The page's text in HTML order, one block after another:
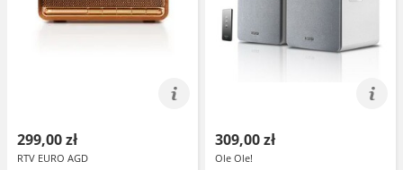
299,00 zł
RTV EURO AGD
309,00 zł
Ole Ole!